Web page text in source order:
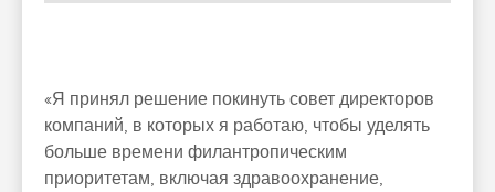
«Я принял решение покинуть совет директоров
компаний, в которых я работаю, чтобы уделять
больше времени филантропическим
приоритетам, включая здравоохранение,